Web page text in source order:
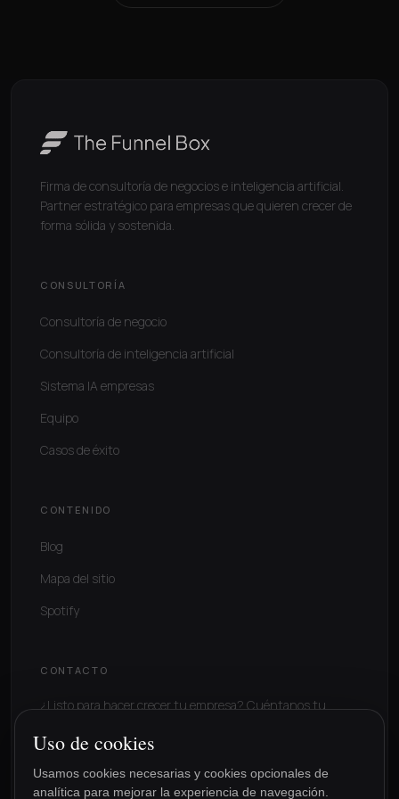
Firma de consultoría de negocios e inteligencia artificial.
Partner estratégico para empresas que quieren crecer de
forma sólida y sostenida.
CONSULTORÍA
Consultoría de negocio
Consultoría de inteligencia artificial
Sistema IA empresas
Equipo
Casos de éxito
CONTENIDO
Blog
Mapa del sitio
Spotify
CONTACTO
¿Listo para hacer crecer tu empresa? Cuéntanos tu
Solicitar consultoría
Uso de cookies
Usamos cookies necesarias y cookies opcionales de
analítica para mejorar la experiencia de navegación.